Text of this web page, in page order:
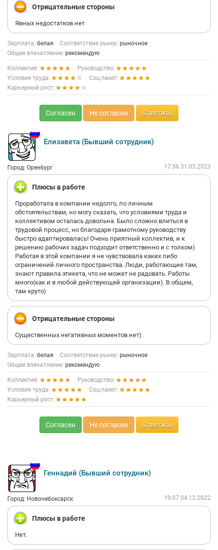
Вашей компании внушительные. То что некоторые
подрядчики работают только с руководителями отдела
напрямую, и закрывающие документы зачастую готовят
нормализовать работу. Желаю удачи Вам в этом непростом
деле.
Отрицательные стороны
Явных недостатков нет
Зарплата: белая Соответствие рынку: рыночное
Общее впечатление: рекомендую
Коллектив:
Руководство:
Условия труда:
Соц.пакет:
Карьерный рост:
Согласен Не согласен Ответить
Елизавета (Бывший сотрудник)
Город: Оренбург 17:56 31.03.2023
Плюсы в работе
Проработала в компании недолго, по личным
обстоятельствам, но могу сказать, что условиями труда и
коллективом осталась довольна. Было сложно влиться в
трудовой процесс, но благодаря грамотному руководству
быстро адаптировалась! Очень приятный коллектив, и к
решению рабочих задач подходит ответственно и с толком)
Работая в этой компании я не чувствовала каких либо
ограничений личного пространства. Люди, работающие там,
знают правила этикета, что не может не радовать. Работы
много(как и в любой действующей организации). В общем,
там круто)
Отрицательные стороны
Существенных негативных моментов нет)
Зарплата: белая Соответствие рынку: рыночное
Общее впечатление: рекомендую
Коллектив:
Руководство:
Условия труда:
Соц.пакет:
Карьерный рост:
Согласен Не согласен Ответить
Геннадий (Бывший сотрудник)
Город: Новочебоксарск 19:07 04.12.2022
Плюсы в работе
Нет.